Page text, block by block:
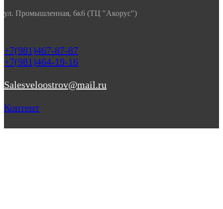
ул. Промышленная, 6к6 (ТЦ "Акорус")
+7(981)467-87-87
+7(981)464-19-16
Salesveloostrov@mail.ru
Контент